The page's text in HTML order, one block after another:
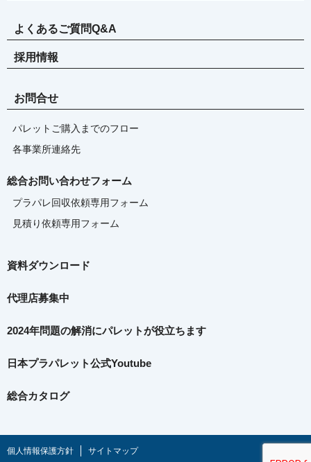
よくあるご質問Q&A
採用情報
お問合せ
パレットご購入までのフロー
各事業所連絡先
総合お問い合わせフォーム
プラパレ回収依頼専用フォーム
見積り依頼専用フォーム
資料ダウンロード
代理店募集中
2024年問題の解消にパレットが役立ちます
日本プラパレット公式Youtube
総合カタログ
個人情報保護方針 サイトマップ